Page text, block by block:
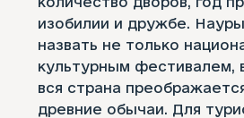
изобилии и дружбе.
назвать не только
культурным фестивалем,
вся страна
древние обычаи. Для